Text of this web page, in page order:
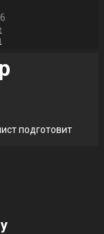
подготовит